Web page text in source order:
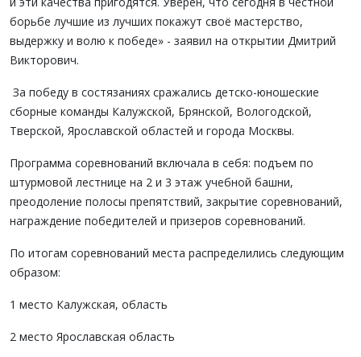
борьбе лучшие из лучших покажут своё мастерство,
выдержку и волю к победе» - заявил на открытии Дмитрий
Викторович.
За победу в состязаниях сражались детско-юношеские
сборные команды Калужской, Брянской, Вологодской,
Тверской, Ярославской областей и города Москвы.
Программа соревнований включала в себя: подъем по
штурмовой лестнице на 2 и 3 этаж учебной башни,
преодоление полосы препятствий, закрытие соревнований,
награждение победителей и призеров соревнований.
По итогам соревнований места распределились следующим
образом:
1 место Калужская, область
2 место Ярославская область